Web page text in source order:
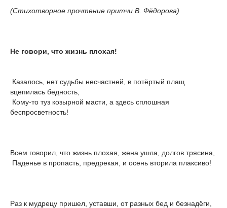
(Стихотворное прочтение притчи В. Фёдорова)
Не говори, что жизнь плохая!
Казалось, нет судьбы несчастней, в потёртый плащ
вцепилась бедность,
Кому-то туз козырной масти, а здесь сплошная
беспросветность!
Всем говорил, что жизнь плохая, жена ушла, долгов трясина,
Паденье в пропасть, предрекая, и осень вторила плаксиво!
Раз к мудрецу пришел, уставши, от разных бед и безнадёги,